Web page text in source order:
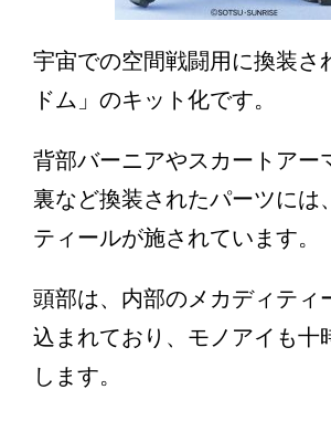
宇宙での空間戦闘用に換装さ
ドム」のキット化です。
背部バーニアやスカートアー
裏など換装されたパーツには
ティールが施されています。
頭部は、内部のメカディティ
込まれており、モノアイも十
します。